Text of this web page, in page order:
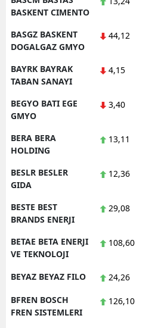
BASKENT CIMENTO
BASGZ BASKENT
DOGALGAZ GMYO
44,12
BAYRK BAYRAK
TABAN SANAYI
4,15
BEGYO BATI EGE
GMYO
3,40
BERA BERA
HOLDING
13,11
BESLR BESLER
GIDA
12,36
BESTE BEST
BRANDS ENERJI
29,08
BETAE BETA ENERJI
VE TEKNOLOJI
108,60
BEYAZ BEYAZ FILO 24,26
BFREN BOSCH
FREN SISTEMLERI
126,10